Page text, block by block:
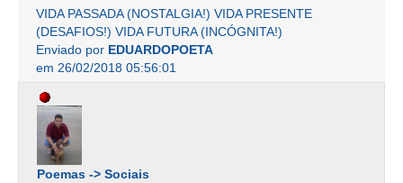
VIDA PASSADA (NOSTALGIA!) VIDA PRESENTE
(DESAFIOS!) VIDA FUTURA (INCÓGNITA!)
Enviado por EDUARDOPOETA
em 26/02/2018 05:56:01
Poemas -> Sociais